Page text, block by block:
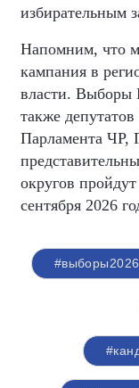
избирательным
Напомним, что
кампания в
власти. Выборы
также
Парламента ЧР,
округов
сентября 2026
#выборы2026